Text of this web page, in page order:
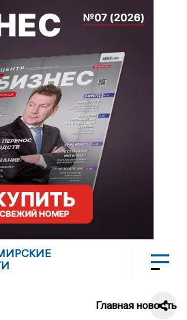
Главная новость